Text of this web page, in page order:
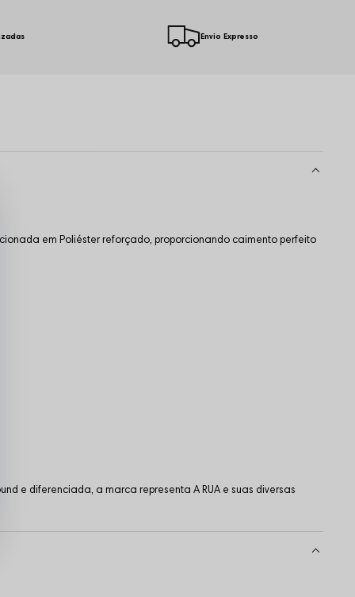
Envio Expresso
em Poliéster reforçado, proporcionando caimento perfeito
e diferenciada, a marca representa A RUA e suas diversas